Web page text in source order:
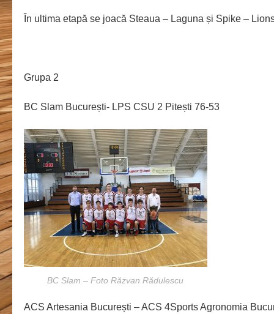
În ultima etapă se joacă Steaua – Laguna și Spike –
Grupa 2
BC Slam București- LPS CSU 2 Pitești 76-53
BC Slam – Foto Răzvan Rădulescu
ACS Artesania București – ACS 4Sports Agronomia